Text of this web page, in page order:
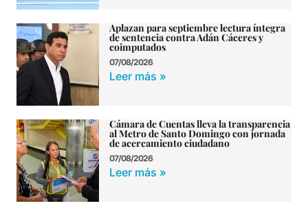
Aplazan para septiembre lectura íntegra
de sentencia contra Adán Cáceres y
coimputados
07/08/2026
Leer más »
Cámara de Cuentas lleva la transparencia
al Metro de Santo Domingo con jornada
de acercamiento ciudadano
07/08/2026
Leer más »